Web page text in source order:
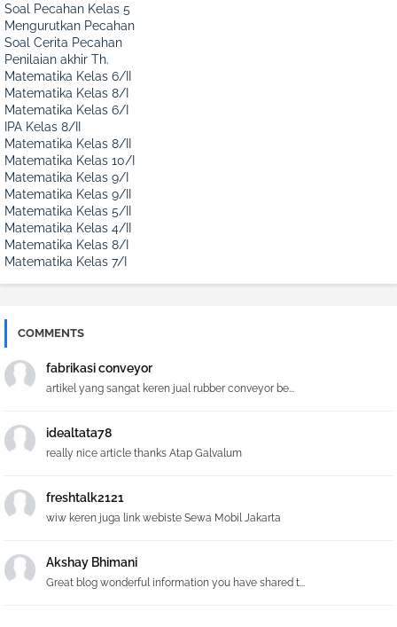
Soal Pecahan Kelas 5
Mengurutkan Pecahan
Soal Cerita Pecahan
Penilaian akhir Th.
Matematika Kelas 6/II
Matematika Kelas 8/I
Matematika Kelas 6/I
IPA Kelas 8/II
Matematika Kelas 8/II
Matematika Kelas 10/I
Matematika Kelas 9/I
Matematika Kelas 9/II
Matematika Kelas 5/II
Matematika Kelas 4/II
Matematika Kelas 8/I
Matematika Kelas 7/I
COMMENTS
fabrikasi conveyor
artikel yang sangat keren jual rubber conveyor be...
idealtata78
really nice article thanks Atap Galvalum
freshtalk2121
wiw keren juga link webiste Sewa Mobil Jakarta
Akshay Bhimani
Great blog wonderful information you have shared t...